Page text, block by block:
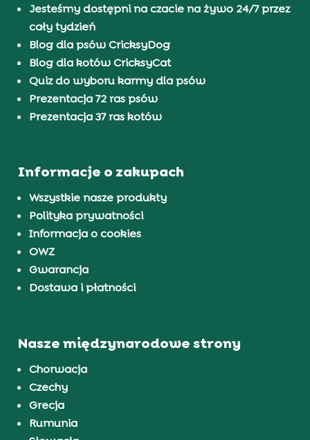
Jesteśmy dostępni na czacie na żywo 24/7 przez
cały tydzień
Blog dla psów CricksyDog
Blog dla kotów CricksyCat
Quiz do wyboru karmy dla psów
Prezentacja 72 ras psów
Prezentacja 37 ras kotów
Informacje o zakupach
Wszystkie nasze produkty
Polityka prywatności
Informacja o cookies
OWZ
Gwarancja
Dostawa i płatności
Nasze międzynarodowe strony
Chorwacja
Czechy
Grecja
Rumunia